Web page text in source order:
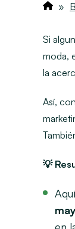
»
Si
moda,
la
Así,
💡